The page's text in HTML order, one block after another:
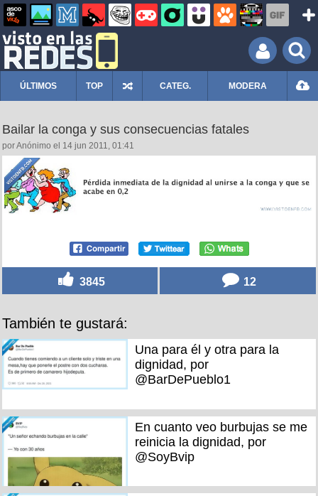
ÚLTIMOS TOP CATEG. MODERA
Bailar la conga y sus consecuencias fatales
por Anónimo el 14 jun 2011, 01:41
3845 12
También te gustará:
Una para él y otra para la
dignidad, por
@BarDePueblo1
En cuanto veo burbujas se me
reinicia la dignidad, por
@SoyBvip